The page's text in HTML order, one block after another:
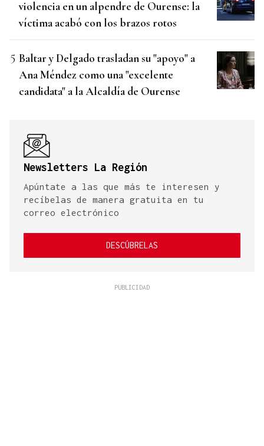
violencia en un alpendre de Ourense: la
víctima acabó con los brazos rotos
Baltar y Delgado trasladan su "apoyo" a
Ana Méndez como una "excelente
candidata" a la Alcaldía de Ourense
Newsletters La Región
Apúntate a las que más te interesen y
recíbelas de manera gratuita en tu
correo electrónico
DESCÚBRELAS